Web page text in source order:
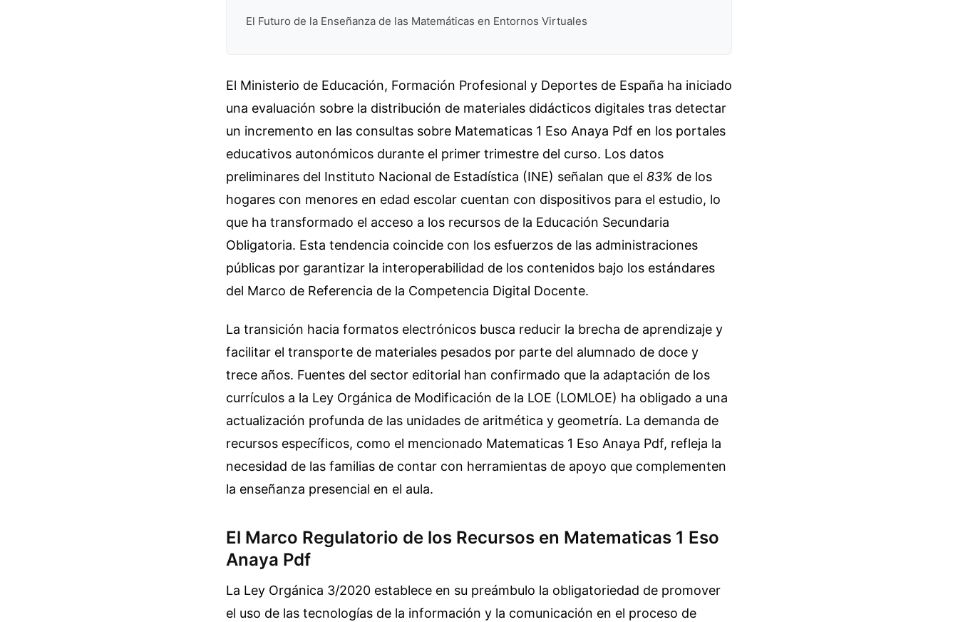
El Futuro de la Enseñanza de las Matemáticas en Entornos Virtuales
El Ministerio de Educación, Formación Profesional y Deportes de España ha iniciado
una evaluación sobre la distribución de materiales didácticos digitales tras detectar
un incremento en las consultas sobre Matematicas 1 Eso Anaya Pdf en los portales
educativos autonómicos durante el primer trimestre del curso. Los datos
preliminares del Instituto Nacional de Estadística (INE) señalan que el 83% de los
hogares con menores en edad escolar cuentan con dispositivos para el estudio, lo
que ha transformado el acceso a los recursos de la Educación Secundaria
Obligatoria. Esta tendencia coincide con los esfuerzos de las administraciones
públicas por garantizar la interoperabilidad de los contenidos bajo los estándares
del Marco de Referencia de la Competencia Digital Docente.
La transición hacia formatos electrónicos busca reducir la brecha de aprendizaje y
facilitar el transporte de materiales pesados por parte del alumnado de doce y
trece años. Fuentes del sector editorial han confirmado que la adaptación de los
currículos a la Ley Orgánica de Modificación de la LOE (LOMLOE) ha obligado a una
actualización profunda de las unidades de aritmética y geometría. La demanda de
recursos específicos, como el mencionado Matematicas 1 Eso Anaya Pdf, refleja la
necesidad de las familias de contar con herramientas de apoyo que complementen
la enseñanza presencial en el aula.
El Marco Regulatorio de los Recursos en Matematicas 1 Eso
Anaya Pdf
La Ley Orgánica 3/2020 establece en su preámbulo la obligatoriedad de promover
el uso de las tecnologías de la información y la comunicación en el proceso de